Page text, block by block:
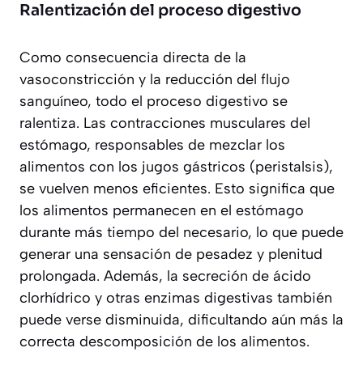
Ralentización del proceso digestivo
Como consecuencia directa de la
vasoconstricción y la reducción del flujo
sanguíneo, todo el proceso digestivo se
ralentiza. Las contracciones musculares del
estómago, responsables de mezclar los
alimentos con los jugos gástricos (peristalsis),
se vuelven menos eficientes. Esto significa que
los alimentos permanecen en el estómago
durante más tiempo del necesario, lo que puede
generar una sensación de pesadez y plenitud
prolongada. Además, la secreción de ácido
clorhídrico y otras enzimas digestivas también
puede verse disminuida, dificultando aún más la
correcta descomposición de los alimentos.